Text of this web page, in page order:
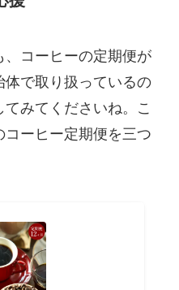
コーヒーの定期便が
で取り扱っているの
みてくださいね。こ
ーヒー定期便を三つ